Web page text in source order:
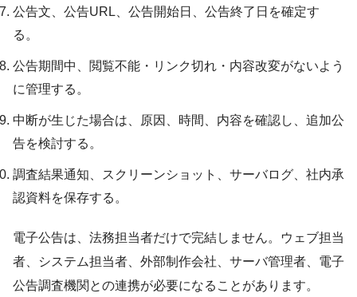
公告文、公告URL、公告開始日、公告終了日を確定す
る。
公告期間中、閲覧不能・リンク切れ・内容改変がないよう
に管理する。
中断が生じた場合は、原因、時間、内容を確認し、追加公
告を検討する。
調査結果通知、スクリーンショット、サーバログ、社内承
認資料を保存する。
電子公告は、法務担当者だけで完結しません。ウェブ担当
者、システム担当者、外部制作会社、サーバ管理者、電子
公告調査機関との連携が必要になることがあります。